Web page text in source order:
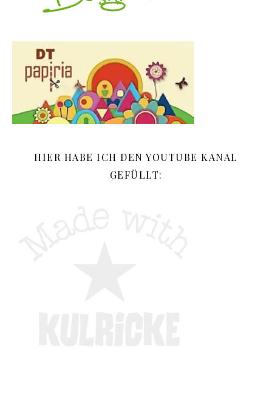
HIER HABE ICH DEN YOUTUBE KANAL
GEFÜLLT: